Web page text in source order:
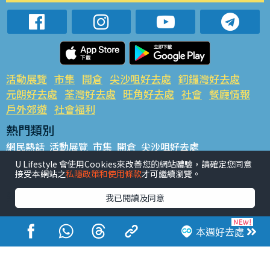
本週好去處
活動展覽 市集 開倉 尖沙咀好去處 銅鑼灣好去處
元朗好去處 荃灣好去處 旺角好去處 社會 餐廳情報
戶外郊遊 社會福利
熱門類別
網民熱話 活動展覽 市集 開倉 尖沙咀好去處
銅鑼灣好去處 元朗好去處 荃灣好去處 旺角好去處 社會
餐廳情報 戶外郊遊
熱門標籤
#UGO搵好去處 #人氣活動推介 #美食社群熱話
#親子玩樂好去處
#ULifestyle應用程式
#限時搶
#UJetso禮物放送
#ULifestyle商戶中心 #著數 #網絡熱話
U Lifestyle 會使用Cookies來改善您的網站體驗，請確定您同意
接受本網站之私隱政策和使用條款才可繼續瀏覽。
我已閱讀及同意